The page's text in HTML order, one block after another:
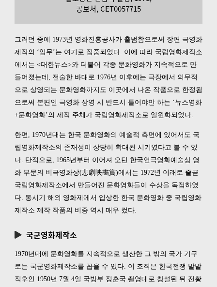
공보처, CET0057715
그러던 중에 1973년 영화진흥공사가 출범함으로써 장편 극영화
제작의 ‘임무’는 여기로 집중되었다. 이에 따라 국립영화제작소
에서는 <대한뉴스>와 더불어 각종 문화영화가 지속적으로 만
들어졌는데, 전술한 바대로 1976년 이후에는 극장에서 의무적
으로 상영되는 문화영화까지도 이곳에서 나온 작품으로 한정됨
으로써 본편인 극영화 상영 시 반드시 틀어야만 하는 ‘뉴스영화
+문화영화’의 제작 주체가 국립영화제작소로 일원화되었다.
한편, 1970년대는 한국 문화영화의 예술적 측면에 있어서도 국
립영화제작소의 존재성이 상당히 확대된 시기였다고 볼 수 있
다. 단적으로, 1965년부터 이어져 오던 한국연극영화예술상 영
화 부문의 비극영화상(悲劇映畵賞)에서는 1972년 이래로 줄곧
국립영화제작소에서 만들어진 문화영화들이 수상을 독점하였
다. 동시기 해외 영화제에서 입상한 한국 문화영화 중 국립영화
제작소 제작 작품의 비중 역시 매우 컸다.
국군영화제작소
1970년대에 문화영화를 지속적으로 생산한 그 밖의 국가 기구
로는 국군영화제작소를 꼽을 수 있다. 이 조직은 한국전쟁 발발
직후인 1950년 7월 4일 국방부 정훈국 촬영대로 창설된 뒤 전황